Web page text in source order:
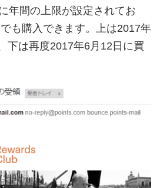
年間の上限が設定されてお
も購入できます。上は2017年
下は再度2017年6月12日に買